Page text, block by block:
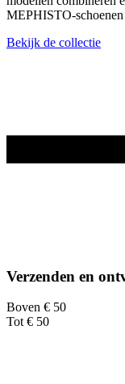
MEPHISTO-schoenen
Bekijk de collectie
Verzenden en
Boven € 50
Tot € 50